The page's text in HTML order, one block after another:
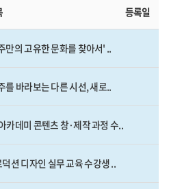
등록일
만의 고유한 문화를 찾아서' ..
를 바라보는 다른 시선, 새로..
카데미 콘텐츠 창·제작 과정 수..
션 디자인 실무 교육 수강생 ..